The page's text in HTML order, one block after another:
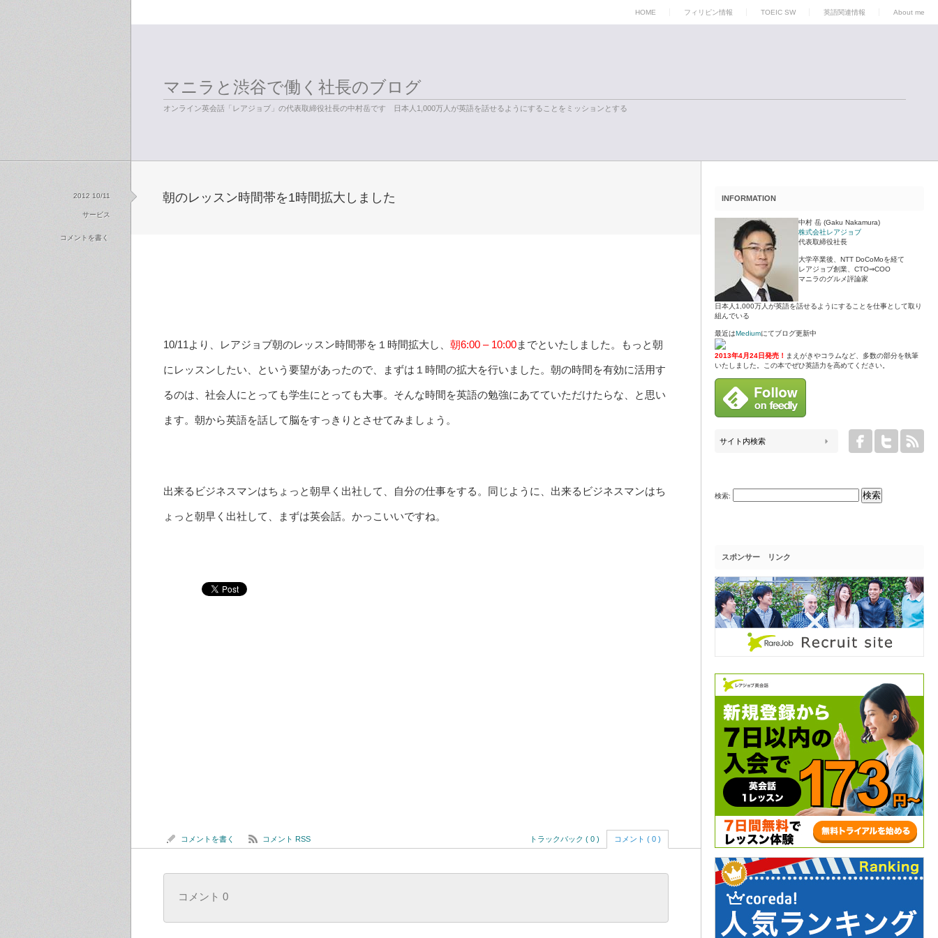
HOME フィリピン情報 TOEIC SW 英語関連情報 About me
マニラと渋谷で働く社長のブログ
オンライン英会話「レアジョブ」の代表取締役社長の中村岳です 日本人1,000万人が英語を話せるようにすることをミッションとする
朝のレッスン時間帯を1時間拡大しました
10/11より、レアジョブ朝のレッスン時間帯を１時間拡大し、朝6:00 – 10:00までといたしました。もっと朝
にレッスンしたい、という要望があったので、まずは１時間の拡大を行いました。朝の時間を有効に活用す
るのは、社会人にとっても学生にとっても大事。そんな時間を英語の勉強にあてていただけたらな、と思い
ます。朝から英語を話して脳をすっきりとさせてみましょう。
出来るビジネスマンはちょっと朝早く出社して、自分の仕事をする。同じように、出来るビジネスマンはち
ょっと朝早く出社して、まずは英会話。かっこいいですね。
2012 10/11
サービス
コメントを書く
コメントを書く コメント RSS トラックバック ( 0 ) コメント ( 0 )
コメント 0
INFORMATION
中村 岳 (Gaku Nakamura)
株式会社レアジョブ
代表取締役社長
大学卒業後、NTT DoCoMoを経て
レアジョブ創業、CTO⇒COO
マニラのグルメ評論家
日本人1,000万人が英語を話せるようにすることを仕事として取り
組んでいる
最近はMediumにてブログ更新中
2013年4月24日発売！ まえがきやコラムなど、多数の部分を執筆
いたしました。この本でぜひ英語力を高めてください。
検索:
スポンサー リンク